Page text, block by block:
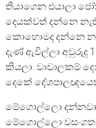
තියාගෙන එයාලා
දෙයක්වත් දන්නෙ
කොහොමද දන්නෙ
දැණ් ඇවිල්ලා අවුරුදු
කියලා. වාචාලකම්
දෙකේ
මේගොල්ලො දන්නවා
මේගොල්ලො වසංගත